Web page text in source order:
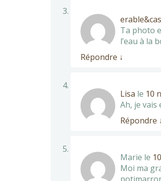
Ta photo
l’eau à la
Répondre ↓
Lisa le 10
Ah, je
Répondre
Marie le
Moi ma